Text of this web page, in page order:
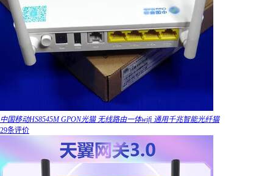
中国移动HS8545M GPON光猫 无线路由一体wifi 通用千兆智能光纤猫
29条评价